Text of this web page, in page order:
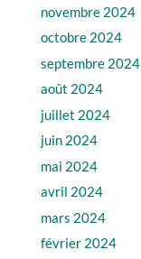
novembre 2024
octobre 2024
septembre 2024
août 2024
juillet 2024
juin 2024
mai 2024
avril 2024
mars 2024
février 2024